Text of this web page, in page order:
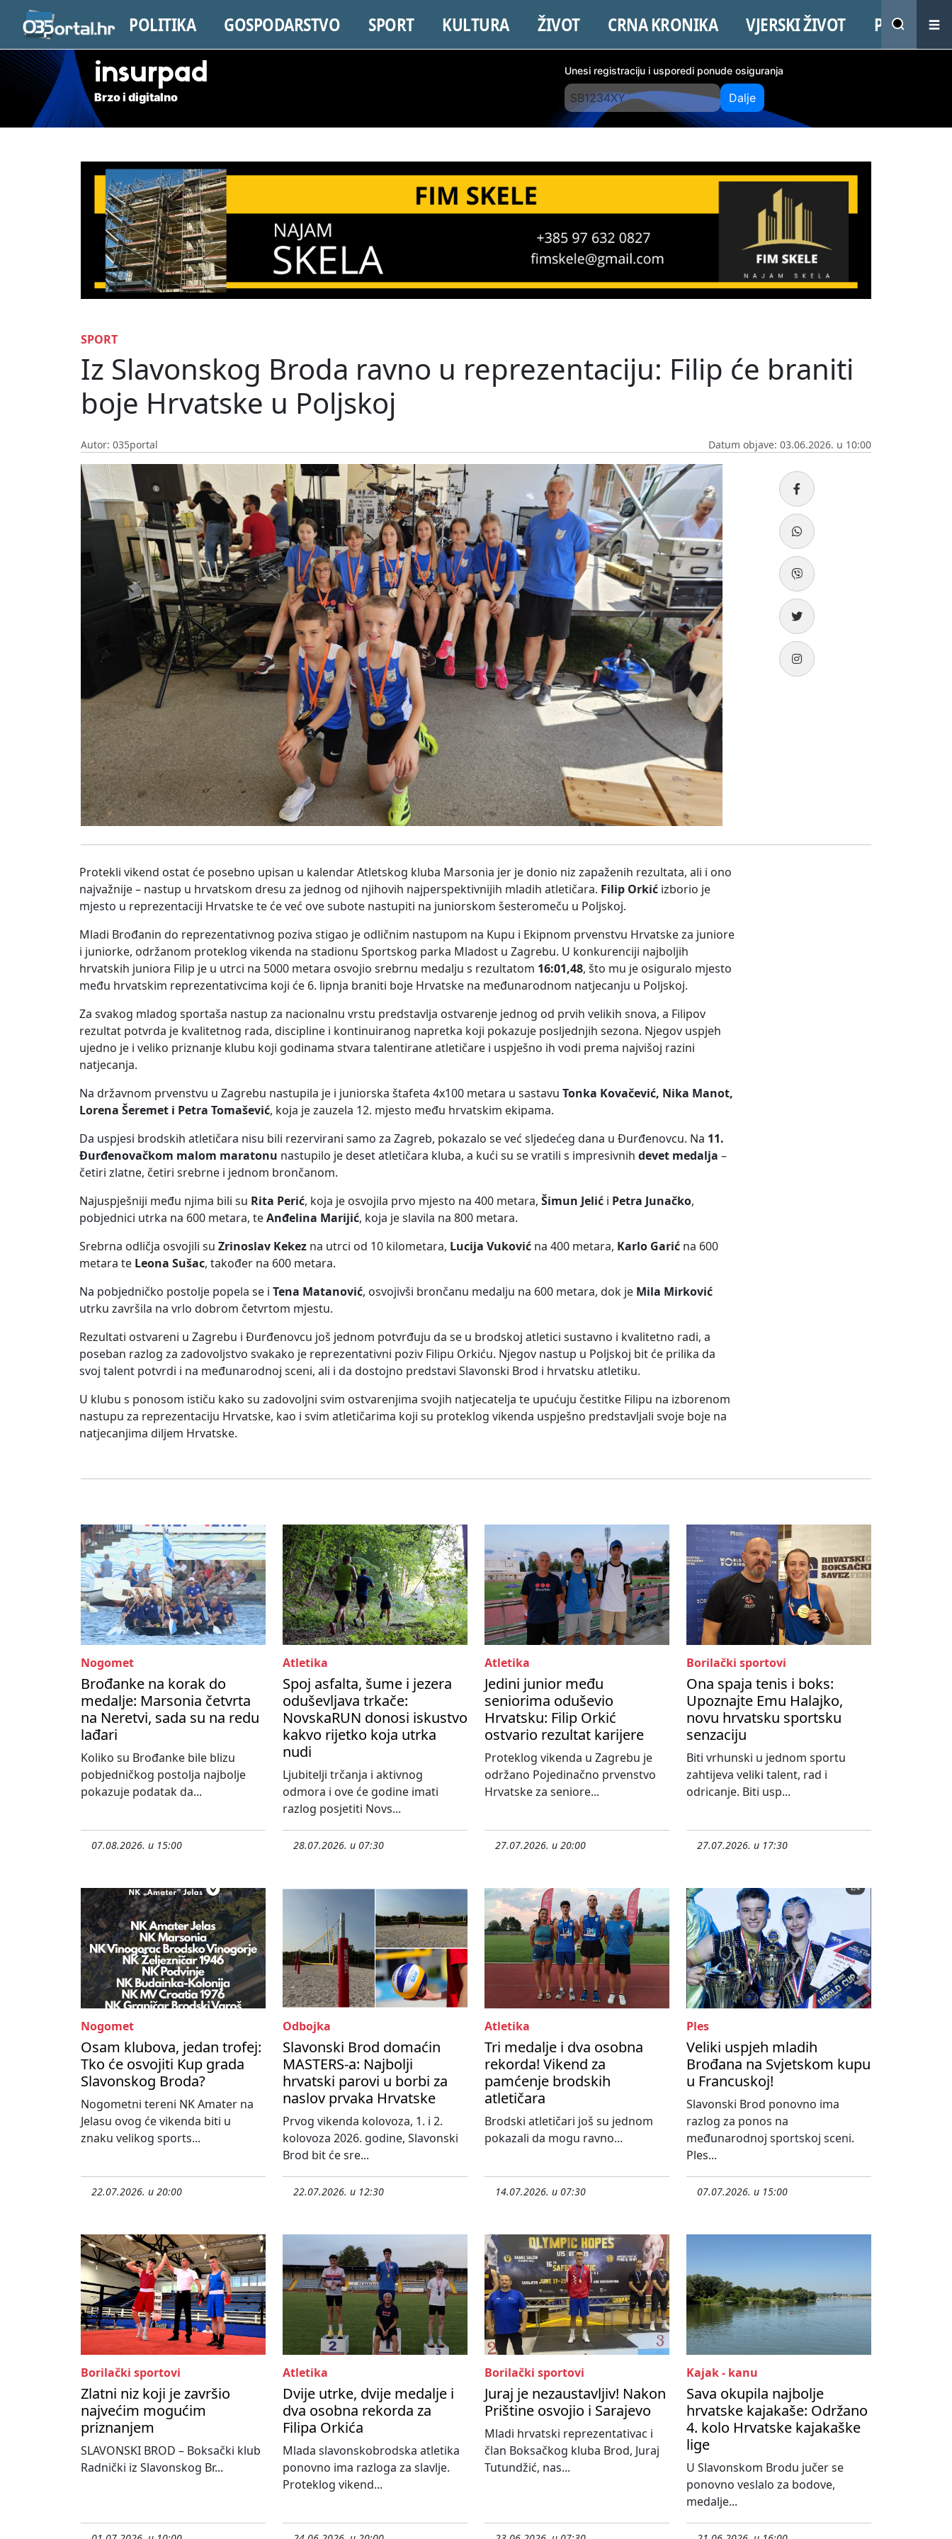
POLITIKA GOSPODARSTVO SPORT KULTURA ŽIVOT CRNA KRONIKA VJERSKI ŽIVOT PROMO
insurpad
Brzo i digitalno
Unesi registraciju i usporedi ponude osiguranja
Dalje
SPORT
Iz Slavonskog Broda ravno u reprezentaciju: Filip će braniti
boje Hrvatske u Poljskoj
Autor: 035portal Datum objave: 03.06.2026. u 10:00
Protekli vikend ostat će posebno upisan u kalendar Atletskog kluba Marsonia jer je donio niz zapaženih rezultata, ali i ono
najvažnije – nastup u hrvatskom dresu za jednog od njihovih najperspektivnijih mladih atletičara. Filip Orkić izborio je
mjesto u reprezentaciji Hrvatske te će već ove subote nastupiti na juniorskom šesteromeču u Poljskoj.
Mladi Brođanin do reprezentativnog poziva stigao je odličnim nastupom na Kupu i Ekipnom prvenstvu Hrvatske za juniore
i juniorke, održanom proteklog vikenda na stadionu Sportskog parka Mladost u Zagrebu. U konkurenciji najboljih
hrvatskih juniora Filip je u utrci na 5000 metara osvojio srebrnu medalju s rezultatom 16:01,48, što mu je osiguralo mjesto
među hrvatskim reprezentativcima koji će 6. lipnja braniti boje Hrvatske na međunarodnom natjecanju u Poljskoj.
Za svakog mladog sportaša nastup za nacionalnu vrstu predstavlja ostvarenje jednog od prvih velikih snova, a Filipov
rezultat potvrda je kvalitetnog rada, discipline i kontinuiranog napretka koji pokazuje posljednjih sezona. Njegov uspjeh
ujedno je i veliko priznanje klubu koji godinama stvara talentirane atletičare i uspješno ih vodi prema najvišoj razini
natjecanja.
Na državnom prvenstvu u Zagrebu nastupila je i juniorska štafeta 4x100 metara u sastavu Tonka Kovačević, Nika Manot,
Lorena Šeremet i Petra Tomašević, koja je zauzela 12. mjesto među hrvatskim ekipama.
Da uspjesi brodskih atletičara nisu bili rezervirani samo za Zagreb, pokazalo se već sljedećeg dana u Đurđenovcu. Na 11.
Đurđenovačkom malom maratonu nastupilo je deset atletičara kluba, a kući su se vratili s impresivnih devet medalja –
četiri zlatne, četiri srebrne i jednom brončanom.
Najuspješniji među njima bili su Rita Perić, koja je osvojila prvo mjesto na 400 metara, Šimun Jelić i Petra Junačko,
pobjednici utrka na 600 metara, teAnđelina Marijić, koja je slavila na 800 metara.
Srebrna odličja osvojili su Zrinoslav Kekez na utrci od 10 kilometara, Lucija Vuković na 400 metara, Karlo Garić na 600
metara te Leona Sušac, također na 600 metara.
Na pobjedničko postolje popela se i Tena Matanović, osvojivši brončanu medalju na 600 metara, dok je Mila Mirković
utrku završila na vrlo dobrom četvrtom mjestu.
Rezultati ostvareni u Zagrebu i Đurđenovcu još jednom potvrđuju da se u brodskoj atletici sustavno i kvalitetno radi, a
poseban razlog za zadovoljstvo svakako je reprezentativni poziv Filipu Orkiću. Njegov nastup u Poljskoj bit će prilika da
svoj talent potvrdi i na međunarodnoj sceni, ali i da dostojno predstavi Slavonski Brod i hrvatsku atletiku.
U klubu s ponosom ističu kako su zadovoljni svim ostvarenjima svojih natjecatelja te upućuju čestitke Filipu na izborenom
nastupu za reprezentaciju Hrvatske, kao i svim atletičarima koji su proteklog vikenda uspješno predstavljali svoje boje na
natjecanjima diljem Hrvatske.
Nogomet
Brođanke na korak do
medalje: Marsonia četvrta
na Neretvi, sada su na redu
lađari
Koliko su Brođanke bile blizu
pobjedničkog postolja najbolje
pokazuje podatak da...
07.08.2026. u 15:00
Atletika
Spoj asfalta, šume i jezera
oduševljava trkače:
NovskaRUN donosi iskustvo
kakvo rijetko koja utrka
nudi
Ljubitelji trčanja i aktivnog
odmora i ove će godine imati
razlog posjetiti Novs...
28.07.2026. u 07:30
Atletika
Jedini junior među
seniorima oduševio
Hrvatsku: Filip Orkić
ostvario rezultat karijere
Proteklog vikenda u Zagrebu je
održano Pojedinačno prvenstvo
Hrvatske za seniore...
27.07.2026. u 20:00
Borilački sportovi
Ona spaja tenis i boks:
Upoznajte Emu Halajko,
novu hrvatsku sportsku
senzaciju
Biti vrhunski u jednom sportu
zahtijeva veliki talent, rad i
odricanje. Biti usp...
27.07.2026. u 17:30
Nogomet
Osam klubova, jedan trofej:
Tko će osvojiti Kup grada
Slavonskog Broda?
Nogometni tereni NK Amater na
Jelasu ovog će vikenda biti u
znaku velikog sports...
22.07.2026. u 20:00
Odbojka
Slavonski Brod domaćin
MASTERS-a: Najbolji
hrvatski parovi u borbi za
naslov prvaka Hrvatske
Prvog vikenda kolovoza, 1. i 2.
kolovoza 2026. godine, Slavonski
Brod bit će sre...
22.07.2026. u 12:30
Atletika
Tri medalje i dva osobna
rekorda! Vikend za
pamćenje brodskih
atletičara
Brodski atletičari još su jednom
pokazali da mogu ravno...
14.07.2026. u 07:30
Ples
Veliki uspjeh mladih
Brođana na Svjetskom kupu
u Francuskoj!
Slavonski Brod ponovno ima
razlog za ponos na
međunarodnoj sportskoj sceni.
Ples...
07.07.2026. u 15:00
Borilački sportovi
Zlatni niz koji je završio
najvećim mogućim
priznanjem
SLAVONSKI BROD – Boksački klub
Radnički iz Slavonskog Br...
Atletika
Dvije utrke, dvije medalje i
dva osobna rekorda za
Filipa Orkića
Mlada slavonskobrodska atletika
ponovno ima razloga za slavlje.
Proteklog vikend...
Borilački sportovi
Juraj je nezaustavljiv! Nakon
Prištine osvojio i Sarajevo
Mladi hrvatski reprezentativac i
član Boksačkog kluba Brod, Juraj
Tutundžić, nas...
Kajak - kanu
Sava okupila najbolje
hrvatske kajakaše: Održano
4. kolo Hrvatske kajakaške
lige
U Slavonskom Brodu jučer se
ponovno veslalo za bodove,
medalje...